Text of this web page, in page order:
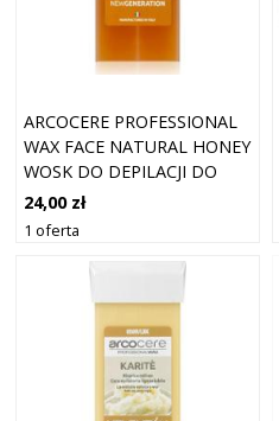
ARCOCERE PROFESSIONAL
WAX FACE NATURAL HONEY
WOSK DO DEPILACJI DO
TWARZY NAPEŁNIENIE 100
ML
24,00 zł
1 oferta